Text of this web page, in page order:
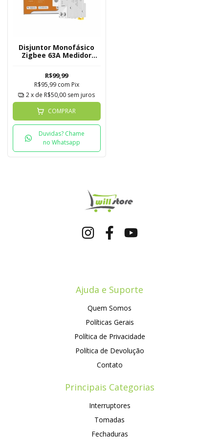
Disjuntor Monofásico
Zigbee 63A Medidor
R$99,99
R$95,99 com Pix
2x de R$50,00 sem juros
COMPRAR
Duvidas? Chame
no Whatsapp
Ajuda e Suporte
Quem Somos
Políticas Gerais
Política de Privacidade
Política de Devolução
Contato
Principais Categorias
Interruptores
Tomadas
Fechaduras